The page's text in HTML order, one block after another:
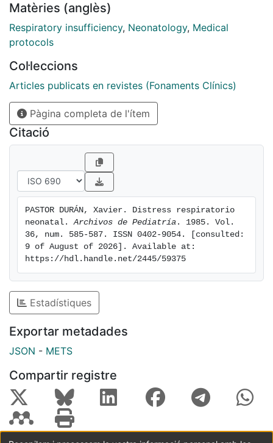
Matèries (anglès)
Respiratory insufficiency, Neonatology, Medical
protocols
Col·leccions
Articles publicats en revistes (Fonaments Clínics)
Pàgina completa de l'ítem
Citació
PASTOR DURÁN, Xavier. Distress respiratorio
neonatal. Archivos de Pediatría . 1985. Vol.
36, num. 585-587. ISSN 0402-9054. [consulted:
9 of August of 2026]. Available at:
https://hdl.handle.net/2445/59375
Estadístiques
Exportar metadades
JSON - METS
Compartir registre